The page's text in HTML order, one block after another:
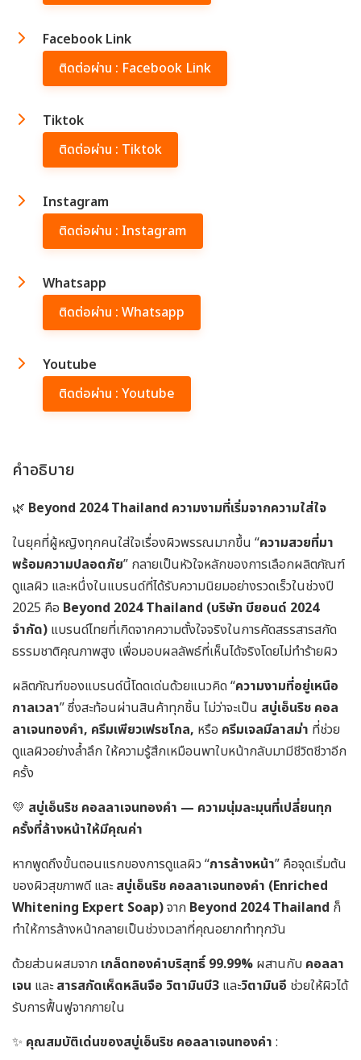
Facebook Link
ติดต่อผ่าน : Facebook Link
Tiktok
ติดต่อผ่าน : Tiktok
Instagram
ติดต่อผ่าน : Instagram
Whatsapp
ติดต่อผ่าน : Whatsapp
Youtube
ติดต่อผ่าน : Youtube
คำอธิบาย
🌿 Beyond 2024 Thailand ความงามที่เริ่มจากความใส่ใจ
ในยุคที่ผู้หญิงทุกคนใส่ใจเรื่องผิวพรรณมากขึ้น “ความสวยที่มา
พร้อมความปลอดภัย” กลายเป็นหัวใจหลักของการเลือกผลิตภัณฑ์
ดูแลผิว และหนึ่งในแบรนด์ที่ได้รับความนิยมอย่างรวดเร็วในช่วงปี
2025 คือ Beyond 2024 Thailand (บริษัท บียอนด์ 2024
จำกัด) แบรนด์ไทยที่เกิดจากความตั้งใจจริงในการคัดสรรสารสกัด
ธรรมชาติคุณภาพสูง เพื่อมอบผลลัพธ์ที่เห็นได้จริงโดยไม่ทำร้ายผิว
ผลิตภัณฑ์ของแบรนด์นี้โดดเด่นด้วยแนวคิด “ความงามที่อยู่เหนือ
กาลเวลา” ซึ่งสะท้อนผ่านสินค้าทุกชิ้น ไม่ว่าจะเป็น สบู่เอ็นริช คอล
ลาเจนทองคำ, ครีมเพียวเฟรชโกล, หรือ ครีมเจลมีลาสม่า ที่ช่วย
ดูแลผิวอย่างล้ำลึก ให้ความรู้สึกเหมือนพาใบหน้ากลับมามีชีวิตชีวาอีก
ครั้ง
💛 สบู่เอ็นริช คอลลาเจนทองคำ — ความนุ่มละมุนที่เปลี่ยนทุก
ครั้งที่ล้างหน้าให้มีคุณค่า
หากพูดถึงขั้นตอนแรกของการดูแลผิว “การล้างหน้า” คือจุดเริ่มต้น
ของผิวสุขภาพดี และสบู่เอ็นริช คอลลาเจนทองคำ (Enriched
Whitening Expert Soap)จาก Beyond 2024 Thailand ก็
ทำให้การล้างหน้ากลายเป็นช่วงเวลาที่คุณอยากทำทุกวัน
ด้วยส่วนผสมจาก เกล็ดทองคำบริสุทธิ์ 99.99% ผสานกับ คอลลา
เจน และสารสกัดเห็ดหลินจือ วิตามินบี3 และวิตามินอี ช่วยให้ผิวได้
รับการฟื้นฟูจากภายใน
✨ คุณสมบัติเด่นของสบู่เอ็นริช คอลลาเจนทองคำ :